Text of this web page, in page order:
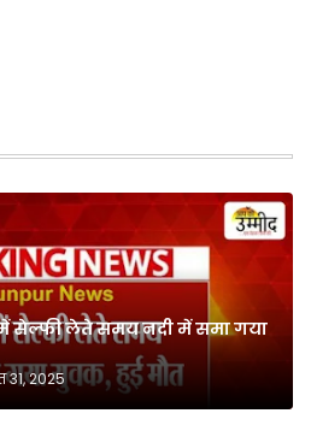
सेल्फी लेते समय नदी में समा गया
31, 2025